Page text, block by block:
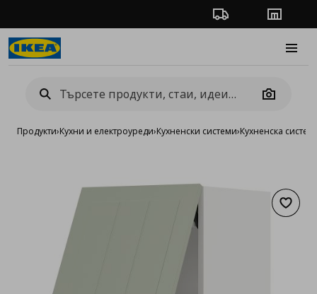
Проследяване на
Camera
Продукти›Кухни и електроуреди›Кухненски системи›Кухненска